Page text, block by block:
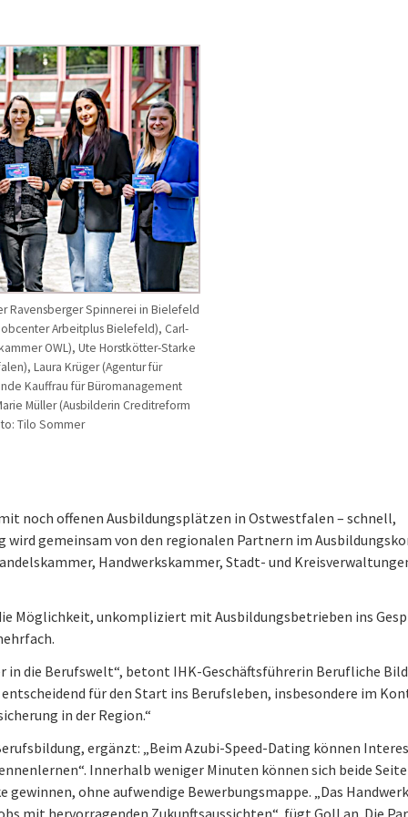
Ravensberger Spinnerei in Bielefeld
Arbeitplus Bielefeld), Carl-
OWL), Ute Horstkötter-Starke
Laura Krüger (Agentur für
Kauffrau für Büromanagement
Müller (Ausbilderin Creditreform
Tilo Sommer
noch offenen Ausbildungsplätzen in Ostwestfalen – schnell,
gemeinsam von den regionalen Partnern im
Handwerkskammer, Stadt- und
Möglichkeit, unkompliziert mit Ausbildungsbetrieben ins
in die Berufswelt“, betont IHK-Geschäftsführerin Berufliche
für den Start ins Berufsleben, insbesondere im
in der Region.“
ergänzt: „Beim Azubi-Speed-Dating können
Innerhalb weniger Minuten können sich beide
ohne aufwendige Bewerbungsmappe. „Das Handwerk
mit hervorragenden Zukunftsaussichten“, fügt Goll an. Die